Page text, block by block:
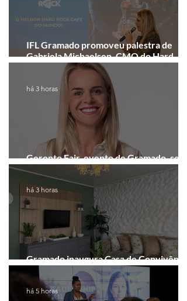
IFL Gramado promoveu palestra de
Gabriela Michaelsen, CMO do Hard
Rock Cafe Gramado
Geronto Fair, evento de Gramado, será
realizada em formato digital
há 3 horas
Gramado inaugura Casa de Convivência
dedicada às mulheres
há 3 horas
há 5 horas